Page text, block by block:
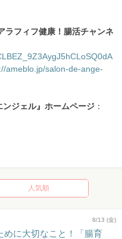
ラフィフ健康！腸活チャンネ
ameblo.jp/salon-de-ange-
ジェル』ホームページ ：
人気順
8/13 (金)
めに大切なこと！「腸育